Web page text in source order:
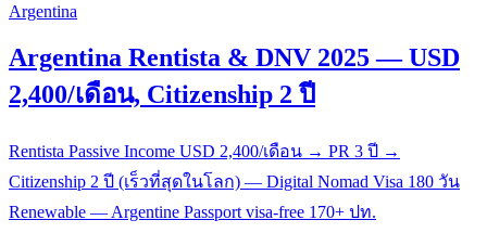
Argentina
Argentina Rentista & DNV 2025 — USD
2,400/เดือน, Citizenship 2 ปี
Rentista Passive Income USD 2,400/เดือน → PR 3 ปี →
Citizenship 2 ปี (เร็วที่สุดในโลก) — Digital Nomad Visa 180 วัน
Renewable — Argentine Passport visa-free 170+ ปท.